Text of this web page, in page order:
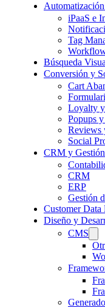
iPaaS e
Tag
Búsqueda
Conversión y
Cart
Loyalty y
Popups
Reviews
Social
CRM y Gestión
CRM
ERP
Gestión
Customer Data
Diseño y
CMS